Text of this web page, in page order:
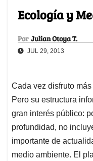
Ecología y
Por Julian Otoya T.
JUL 29, 2013
Cada vez disfruto
Pero su estructura
gran interés público:
profundidad, no
importante de
medio ambiente. El